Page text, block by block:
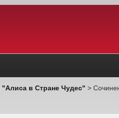
"Алиса в Стране Чудес" >